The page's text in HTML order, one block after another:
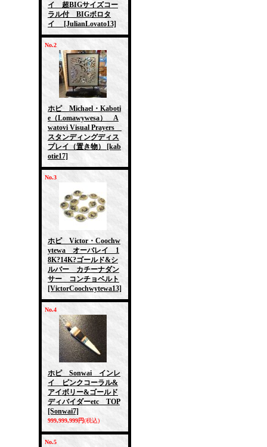
イ 超BIGサイズコー
ラル付 BIGボロタ
イ
[JulianLovato13]
No.2
ホピ Michael・Kaboti
e（Lomawywesa） A
watovi Visual Prayers
スタンディングディス
プレイ（置き物）
[kab
otie17]
No.3
ホピ Victor・Coochw
ytewa オーバレイ 1
8K?14K?ゴールド&シ
ルバー カチーナダン
サー コンチョベルト
[VictorCoochwytewa13]
No.4
ホピ Sonwai インレ
イ ピンクコーラル&
アイボリー&ゴールド
ディバイダーetc TOP
[Sonwai7]
999,999,999円(税込)
No.5